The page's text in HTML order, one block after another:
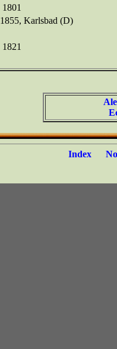
1801
1855, Karlsbad (D)
1821
Index